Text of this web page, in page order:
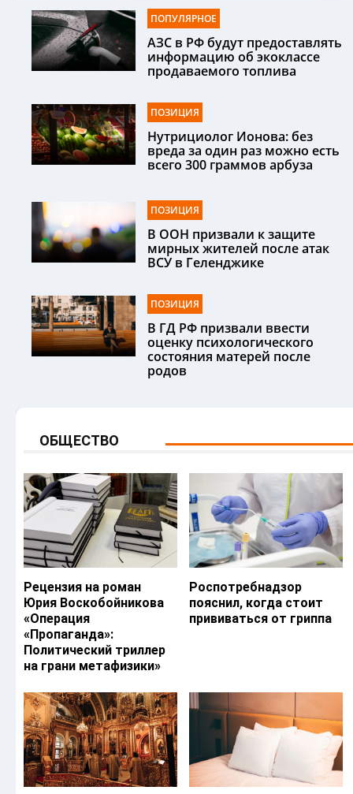
ПОПУЛЯРНОЕ
АЗС в РФ будут предоставлять
информацию об экоклассе
продаваемого топлива
ПОЗИЦИЯ
Нутрициолог Ионова: без
вреда за один раз можно есть
всего 300 граммов арбуза
ПОЗИЦИЯ
В ООН призвали к защите
мирных жителей после атак
ВСУ в Геленджике
ПОЗИЦИЯ
В ГД РФ призвали ввести
оценку психологического
состояния матерей после
родов
ОБЩЕСТВО
Рецензия на роман
Юрия Воскобойникова
«Операция
«Пропаганда»:
Политический триллер
на грани метафизики»
Роспотребнадзор
пояснил, когда стоит
прививаться от гриппа